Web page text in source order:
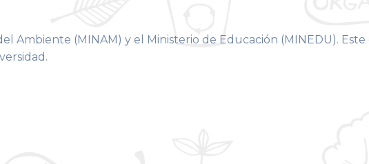
Ambiente (MINAM) y el Ministerio de Educación (MINEDU). Este